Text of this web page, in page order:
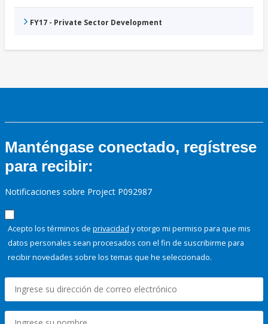
FY17 - Private Sector Development
Manténgase conectado, regístrese
para recibir:
Notificaciones sobre Project P092987
Acepto los términos de privacidad y otorgo mi permiso para que mis
datos personales sean procesados con el fin de suscribirme para
recibir novedades sobre los temas que he seleccionado.